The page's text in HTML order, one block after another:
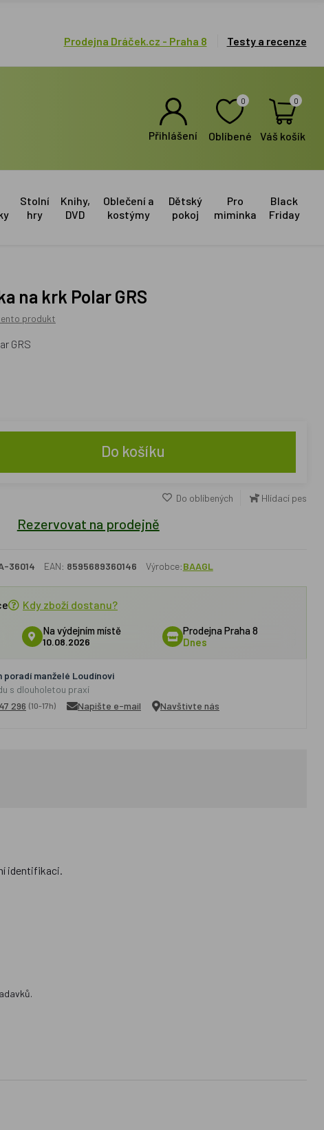
Prodejna Dráček.cz - Praha 8 Testy a recenze
Přihlášení
0
Oblíbené
0
Váš košík
Stolní
hry
Knihy,
DVD
Oblečení a
kostýmy
Dětský
pokoj
Pro
miminka
Black
Friday
na krk Polar GRS
produkt
GRS
Do košíku
Do oblíbených Hlídací pes
Rezervovat na prodejně
36014 EAN: 8595689360146 Výrobce:BAAGL
Kdy zboží dostanu?
Na výdejním místě
10.08.2026
Prodejna Praha 8
Dnes
poradí manželé Loudínovi
s dlouholetou praxí
296 (10-17h) Napište e-mail Navštivte nás
identifikaci.